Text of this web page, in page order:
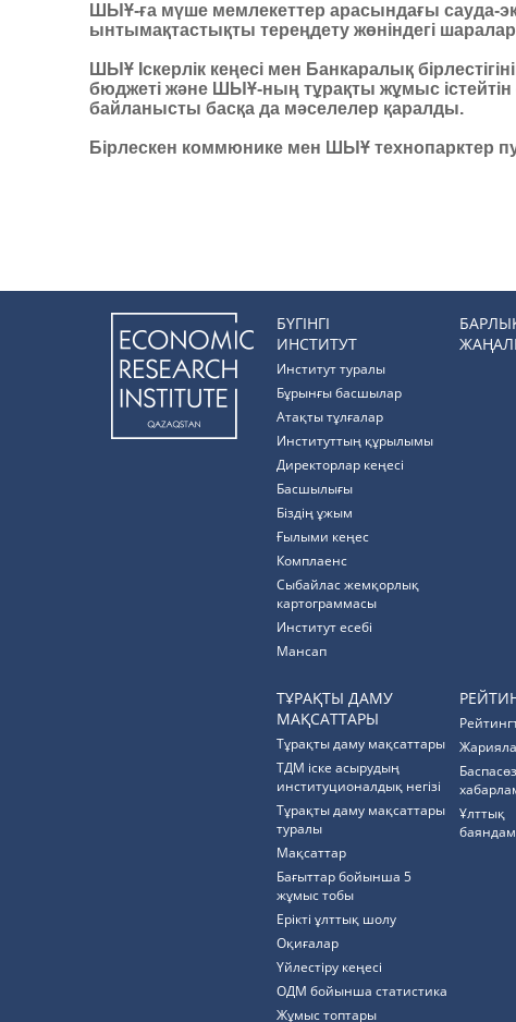
ШЫҰ-ға мүше мемлекеттер арасындағы сауда-
ынтымақтастықты тереңдету жөніндегі
ШЫҰ Іскерлік кеңесі мен Банкаралық
бюджеті және ШЫҰ-ның тұрақты жұмыс
байланысты басқа да мәселелер қаралды.
Бірлескен коммюнике мен ШЫҰ
БҮГІНГІ
ИНСТИТУТ
Институт туралы
Бұрынғы басшылар
Атақты тұлғалар
Институттың құрылымы
Директорлар кеңесі
Басшылығы
Біздің ұжым
Ғылыми кеңес
Комплаенс
Cыбайлас жемқорлық
картограммасы
Институт есебі
Мансап
ТҰРАҚТЫ ДАМУ
МАҚСАТТАРЫ
Тұрақты даму мақсаттары
ТДМ іске асырудың
институционалдық негізі
Тұрақты даму мақсаттары
туралы
Мақсаттар
Бағыттар бойынша 5
жұмыс тобы
Ерікті ұлттық шолу
Оқиғалар
Үйлестіру кеңесі
ОДМ бойынша статистика
Жұмыс топтары
Баспасөз
Ұлттық